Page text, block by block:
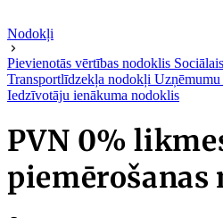
Nodokļi
Pievienotās vērtības nodoklis Sociālais
Transportlīdzekļa nodokļi
Iedzīvotāju ienākuma nodoklis
PVN 0%
piemērošanas